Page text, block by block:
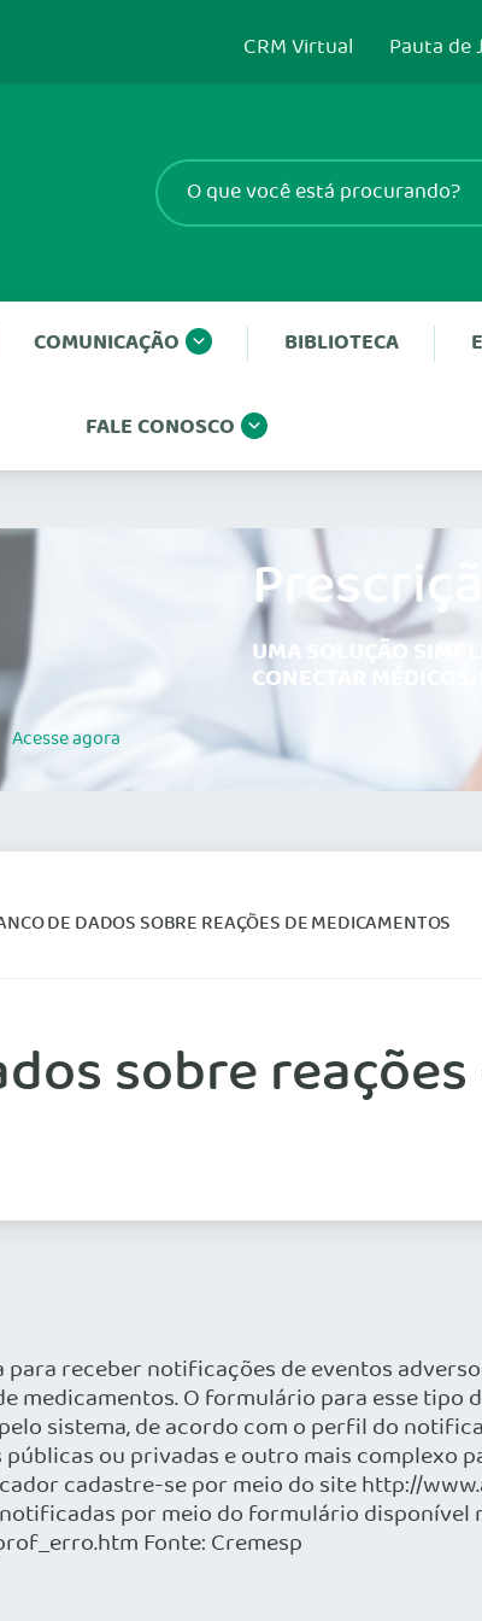
CRM Virtual Pauta de
COMUNICAÇÃO BIBLIOTECA
FALE CONOSCO
Acesseagora
UMA SOLUÇÃO
CONECTAR
DE DADOS SOBRE REAÇÕES DE MEDICAMENTOS
sobre
receber notificações de eventos
medicamentos. O formulário para esse
sistema, de acordo com o perfil do
ou privadas e outro mais complexo
cadastre-se por meio do site http://
por meio do formulário disponível
Fonte: Cremesp